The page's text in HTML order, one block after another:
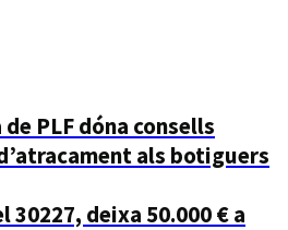
PLF dóna consells
als botiguers
30227, deixa 50.000 € a